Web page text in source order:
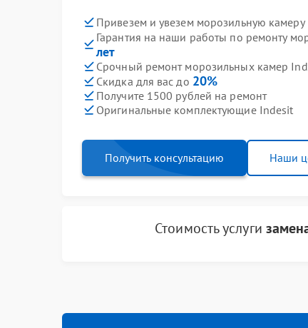
Привезем и увезем морозильную
Гарантия на наши работы по ремонту
лет
Срочный ремонт морозильных камер
Скидка для вас до 20%
Получите 1500 рублей на ремонт
Оригинальные комплектующие Indesit
Получить консультацию Наши
Стоимость услуги